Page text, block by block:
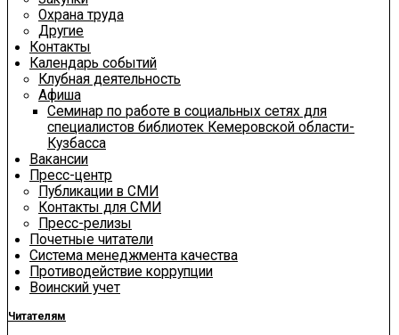
Охрана труда
Другие
Контакты
Календарь событий
Клубная деятельность
Афиша
Семинар по работе в социальных сетях для
специалистов библиотек Кемеровской области-
Кузбасса
Вакансии
Пресс-центр
Публикации в СМИ
Контакты для СМИ
Пресс-релизы
Почетные читатели
Система менеджмента качества
Противодействие коррупции
Воинский учет
Читателям